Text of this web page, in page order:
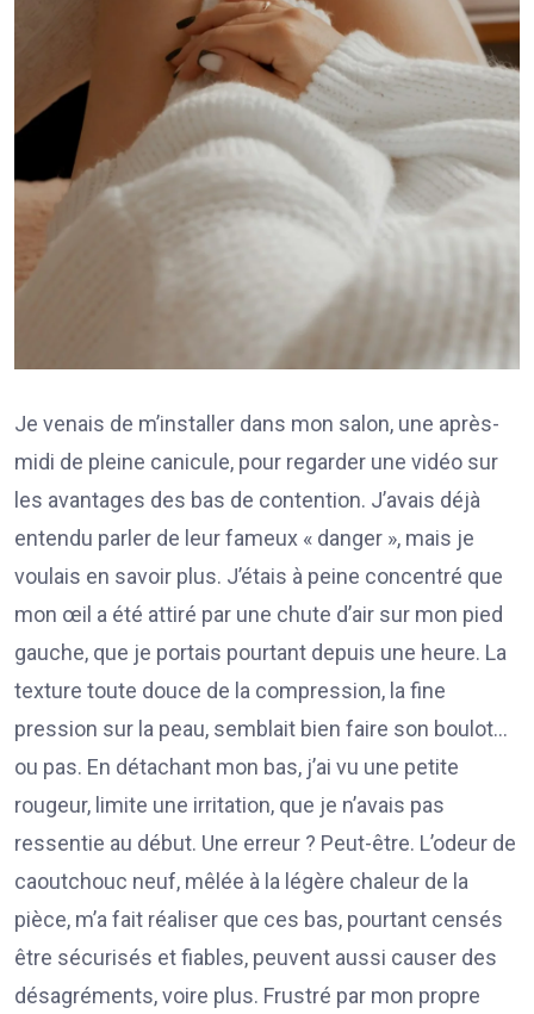
Je venais de m’installer dans mon salon, une après-
midi de pleine canicule, pour regarder une vidéo sur
les avantages des bas de contention. J’avais déjà
entendu parler de leur fameux « danger », mais je
voulais en savoir plus. J’étais à peine concentré que
mon œil a été attiré par une chute d’air sur mon pied
gauche, que je portais pourtant depuis une heure. La
texture toute douce de la compression, la fine
pression sur la peau, semblait bien faire son boulot…
ou pas. En détachant mon bas, j’ai vu une petite
rougeur, limite une irritation, que je n’avais pas
ressentie au début. Une erreur ? Peut-être. L’odeur de
caoutchouc neuf, mêlée à la légère chaleur de la
pièce, m’a fait réaliser que ces bas, pourtant censés
être sécurisés et fiables, peuvent aussi causer des
désagréments, voire plus. Frustré par mon propre